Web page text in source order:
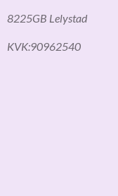
8225GB Lelystad
KVK:90962540